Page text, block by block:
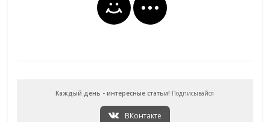
Каждый день - интересные статьи! Подписывайся
ВКонтакте